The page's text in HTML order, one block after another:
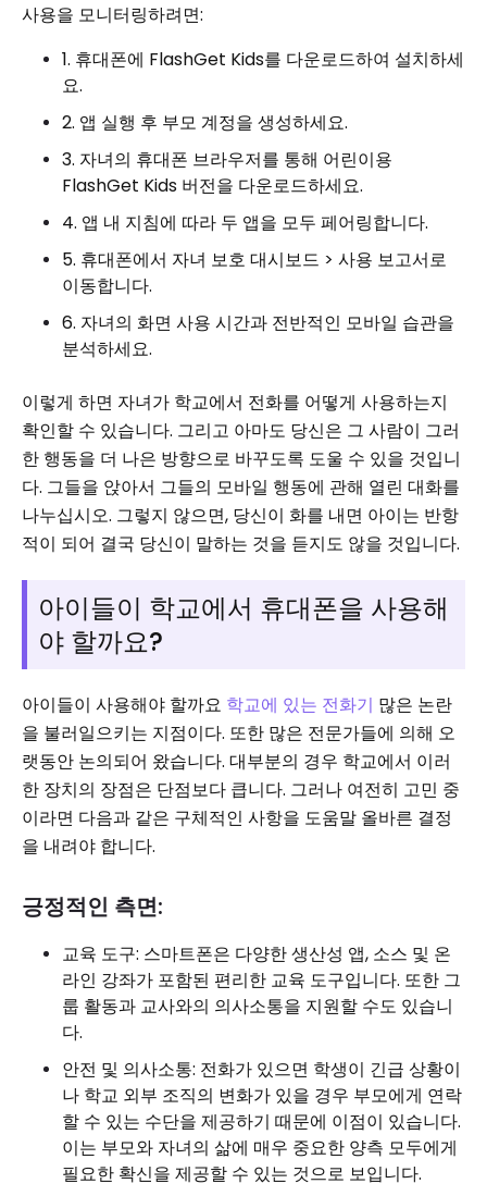
사용을 모니터링하려면:
1. 휴대폰에 FlashGet Kids를 다운로드하여 설치하세
요.
2. 앱 실행 후 부모 계정을 생성하세요.
3. 자녀의 휴대폰 브라우저를 통해 어린이용
FlashGet Kids 버전을 다운로드하세요.
4. 앱 내 지침에 따라 두 앱을 모두 페어링합니다.
5. 휴대폰에서 자녀 보호 대시보드 > 사용 보고서로
이동합니다.
6. 자녀의 화면 사용 시간과 전반적인 모바일 습관을
분석하세요.
이렇게 하면 자녀가 학교에서 전화를 어떻게 사용하는지
확인할 수 있습니다. 그리고 아마도 당신은 그 사람이 그러
한 행동을 더 나은 방향으로 바꾸도록 도울 수 있을 것입니
다. 그들을 앉아서 그들의 모바일 행동에 관해 열린 대화를
나누십시오. 그렇지 않으면, 당신이 화를 내면 아이는 반항
적이 되어 결국 당신이 말하는 것을 듣지도 않을 것입니다.
아이들이 학교에서 휴대폰을 사용해
야 할까요?
아이들이 사용해야 할까요 학교에 있는 전화기 많은 논란
을 불러일으키는 지점이다. 또한 많은 전문가들에 의해 오
랫동안 논의되어 왔습니다. 대부분의 경우 학교에서 이러
한 장치의 장점은 단점보다 큽니다. 그러나 여전히 고민 중
이라면 다음과 같은 구체적인 사항을 도움말 올바른 결정
을 내려야 합니다.
긍정적인 측면:
교육 도구: 스마트폰은 다양한 생산성 앱, 소스 및 온
라인 강좌가 포함된 편리한 교육 도구입니다. 또한 그
룹 활동과 교사와의 의사소통을 지원할 수도 있습니
다.
안전 및 의사소통: 전화가 있으면 학생이 긴급 상황이
나 학교 외부 조직의 변화가 있을 경우 부모에게 연락
할 수 있는 수단을 제공하기 때문에 이점이 있습니다.
이는 부모와 자녀의 삶에 매우 중요한 양측 모두에게
필요한 확신을 제공할 수 있는 것으로 보입니다.